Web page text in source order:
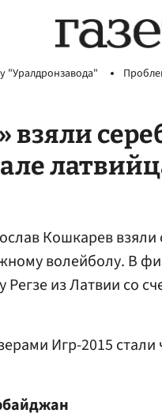
"Уралдронзавода"
Кошкарев
волейболу. В
из Латвии со
Игр-2015 стали